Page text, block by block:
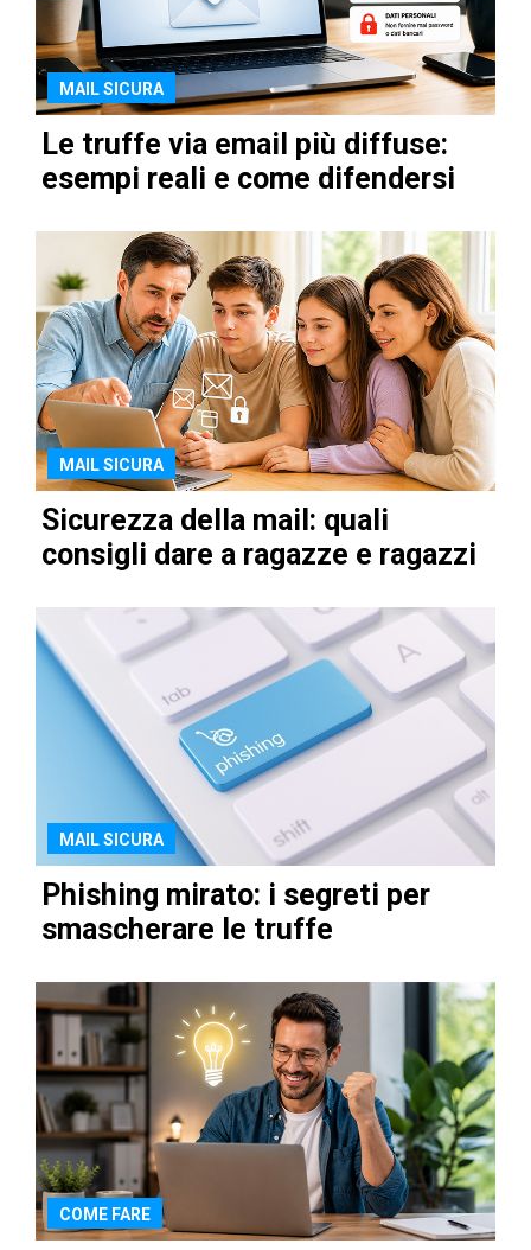
MAIL SICURA
Le truffe via email più diffuse:
esempi reali e come difendersi
MAIL SICURA
Sicurezza della mail: quali
consigli dare a ragazze e ragazzi
MAIL SICURA
Phishing mirato: i segreti per
smascherare le truffe
COME FARE